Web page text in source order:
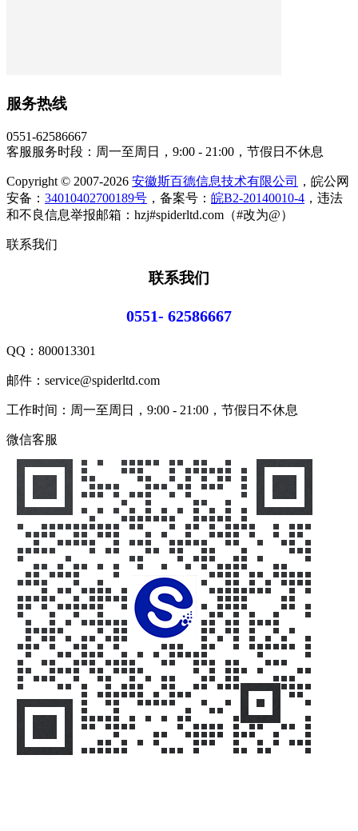
服务热线
0551-62586667
客服服务时段：周一至周日，9:00 - 21:00，节假日不休息
Copyright © 2007-2026 安徽斯百德信息技术有限公司
，皖公网
安备： 34010402700189号 ，备案号： 皖B2-20140010-4 ，违法
和不良信息举报邮箱：hzj#spiderltd.com（#改为@）
联系我们
联系我们
0551- 62586667
QQ： 800013301
邮件：service@spiderltd.com
工作时间：周一至周日，9:00 - 21:00，节假日不休息
微信客服